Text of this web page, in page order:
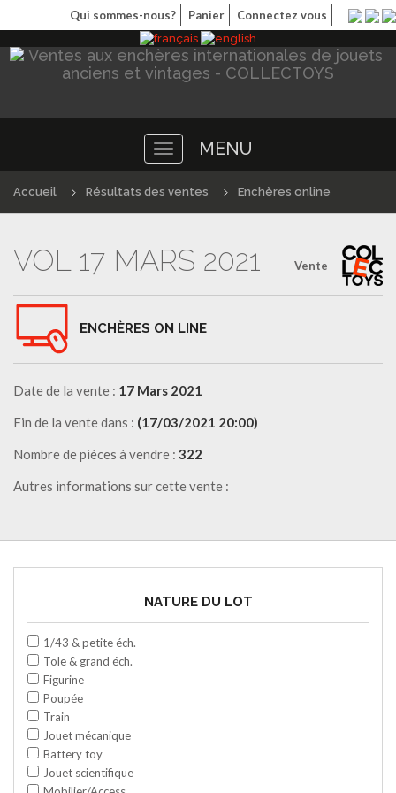
Qui sommes-nous? Panier Connectez vous
Toggle
navigation
MENU
Accueil Résultats des ventes Enchères online
Vente
VOL 17 MARS 2021
ENCHÈRES ON LINE
Date de la vente : 17 Mars 2021
Fin de la vente dans : (17/03/2021 20:00)
Nombre de pièces à vendre : 322
Autres informations sur cette vente :
NATURE DU LOT
1/43 & petite éch.
Tole & grand éch.
Figurine
Poupée
Train
Jouet mécanique
Battery toy
Jouet scientifique